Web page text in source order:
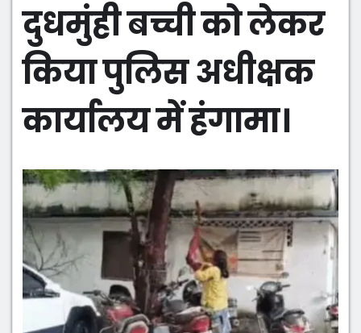
दुधमुंही बच्ची को लेकर
किया पुलिस अधीक्षक
कार्यालय में हंगामा।